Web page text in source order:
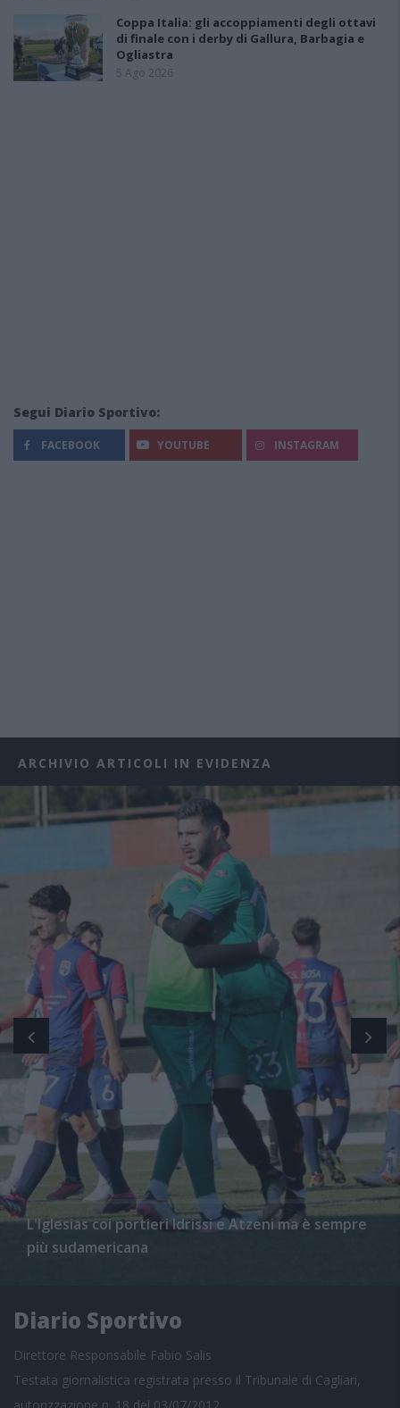
Coppa Italia: gli accoppiamenti degli ottavi
di finale con i derby di Gallura, Barbagia e
Ogliastra
5 Ago 2026
Segui Diario Sportivo:
FACEBOOK YOUTUBE INSTAGRAM
ARCHIVIO ARTICOLI IN EVIDENZA
L'Iglesias coi portieri Idrissi e Atzeni ma è sempre
più sudamericana
Diario Sportivo
Direttore Responsabile Fabio Salis
Testata giornalistica registrata presso il Tribunale di Cagliari,
autorizzazione n. 18 del 03/07/2012